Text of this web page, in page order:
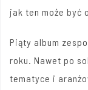
jak ten może być
Piąty album
roku. Nawet po
tematyce i